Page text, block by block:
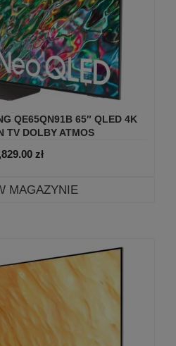
QE65QN91B 65″ QLED 4K
TV DOLBY ATMOS
zł
MAGAZYNIE